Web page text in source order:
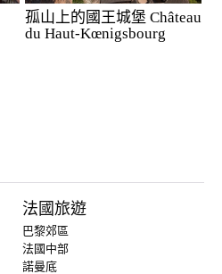
孤山上的國王城堡 Château
du Haut-Kœnigsbourg
法國旅遊
巴黎郊區
法國中部
諾曼底